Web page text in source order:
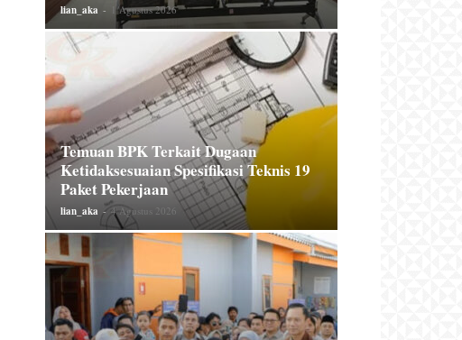
lian_aka - 1 Agustus 2026
Temuan BPK Terkait Dugaan
Ketidaksesuaian Spesifikasi Teknis 19
Paket Pekerjaan
lian_aka - 4 Agustus 2026